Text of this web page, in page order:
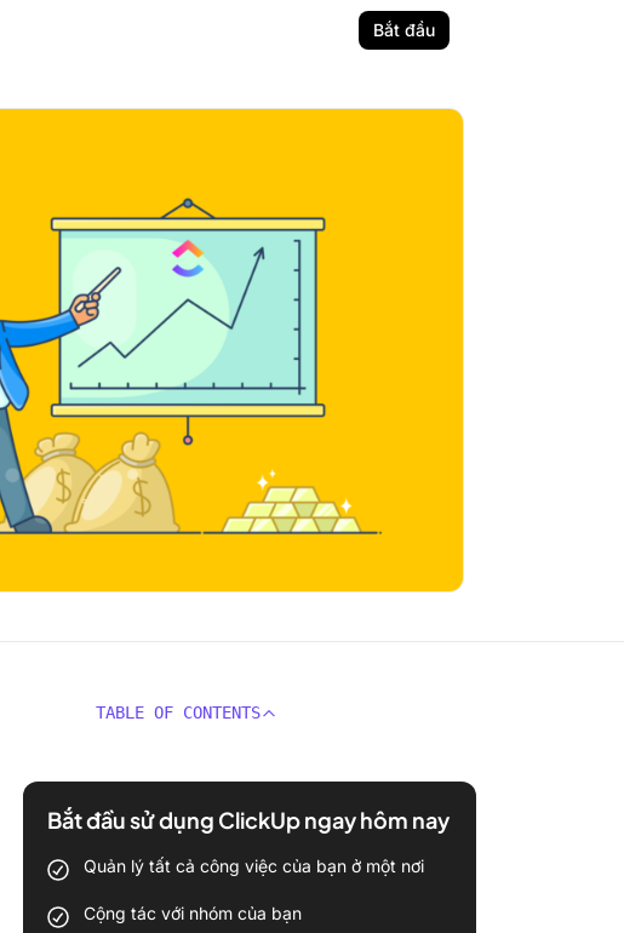
Bắt đầu
TABLE OF CONTENTS
Bắt đầu sử dụng ClickUp ngay hôm nay
Quản lý tất cả công việc của bạn ở một nơi
Cộng tác với nhóm của bạn